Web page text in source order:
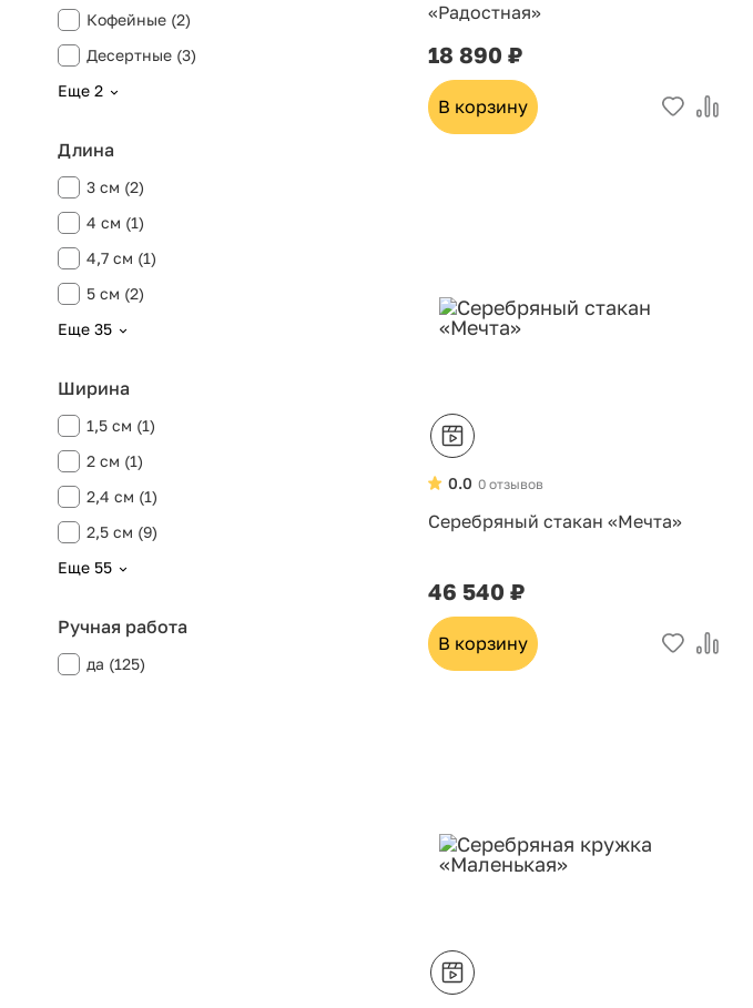
Кофейные (2)
Десертные (3)
Еще 2
Длина
3 см (2)
4 см (1)
4,7 см (1)
5 см (2)
Еще 35
Ширина
1,5 см (1)
2 см (1)
2,4 см (1)
2,5 см (9)
Еще 55
Ручная работа
да (125)
«Радостная»
18 890 ₽
В корзину
0 отзывов
0.0
Серебряный стакан «Мечта»
46 540 ₽
В корзину